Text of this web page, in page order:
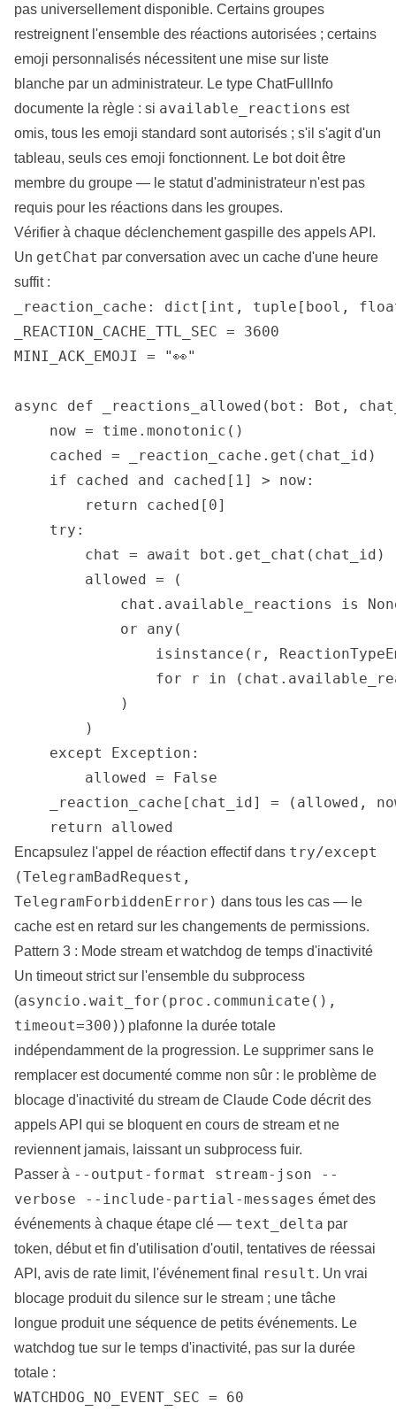
pas universellement disponible. Certains groupes
restreignent l'ensemble des réactions autorisées ; certains
emoji personnalisés nécessitent une mise sur liste
blanche par un administrateur. Le type ChatFullInfo
documente la règle : si available_reactions est
omis, tous les emoji standard sont autorisés ; s'il s'agit d'un
tableau, seuls ces emoji fonctionnent. Le bot doit être
membre du groupe — le statut d'administrateur n'est pas
requis pour les réactions dans les groupes.
Vérifier à chaque déclenchement gaspille des appels API.
Un getChat par conversation avec un cache d'une heure
suffit :
_reaction_cache: dict[int, tuple[bool,
_REACTION_CACHE_TTL_SEC = 3600
MINI_ACK_EMOJI = "👀"
async def _reactions_allowed(bot: Bot,
    now = time.monotonic()
    cached = _reaction_cache.get(chat_id)
    if cached and cached[1] > now:
        return cached[0]
    try:
        chat = await bot.get_chat(chat_id)
        allowed = (
chat.available_reactions is
            or any(
isinstance(r,
for r in
            )
        )
    except Exception:
        allowed = False
_reaction_cache[chat_id] = (allowed,
    return allowed
Encapsulez l'appel de réaction effectif dans try/except
(TelegramBadRequest,
TelegramForbiddenError) dans tous les cas — le
cache est en retard sur les changements de permissions.
Pattern 3 : Mode stream et watchdog de temps d'inactivité
Un timeout strict sur l'ensemble du subprocess
(asyncio.wait_for(proc.communicate(),
timeout=300)) plafonne la durée totale
indépendamment de la progression. Le supprimer sans le
remplacer est documenté comme non sûr : le problème de
blocage d'inactivité du stream de Claude Code décrit des
appels API qui se bloquent en cours de stream et ne
reviennent jamais, laissant un subprocess fuir.
Passer à --output-format stream-json --
verbose --include-partial-messages émet des
événements à chaque étape clé — text_delta par
token, début et fin d'utilisation d'outil, tentatives de réessai
API, avis de rate limit, l'événement final
result. Un vrai
blocage produit du silence sur le stream ; une tâche
longue produit une séquence de petits événements. Le
watchdog tue sur le temps d'inactivité, pas sur la durée
totale :
WATCHDOG_NO_EVENT_SEC = 60